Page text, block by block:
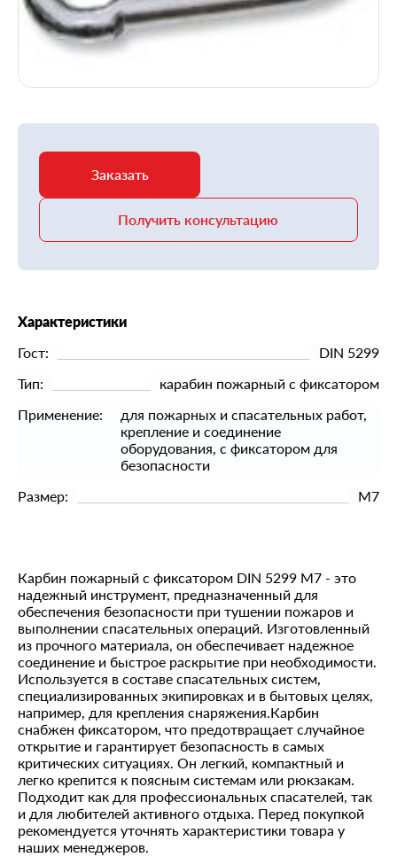
Заказать
Получить консультацию
Характеристики
Гост:
DIN 5299
Тип:
карабин пожарный с фиксатором
Применение:
для пожарных и спасательных работ,
крепление и соединение
оборудования, с фиксатором для
безопасности
Размер:
М7
Карбин пожарный с фиксатором DIN 5299 M7 - это
надежный инструмент, предназначенный для
обеспечения безопасности при тушении пожаров и
выполнении спасательных операций. Изготовленный
из прочного материала, он обеспечивает надежное
соединение и быстрое раскрытие при необходимости.
Используется в составе спасательных систем,
специализированных экипировках и в бытовых целях,
например, для крепления снаряжения.Карбин
снабжен фиксатором, что предотвращает случайное
открытие и гарантирует безопасность в самых
критических ситуациях. Он легкий, компактный и
легко крепится к поясным системам или рюкзакам.
Подходит как для профессиональных спасателей, так
и для любителей активного отдыха. Перед покупкой
рекомендуется уточнять характеристики товара у
наших менеджеров.